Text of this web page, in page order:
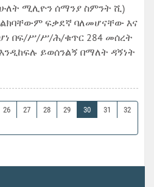
(ሁለት ሚሊዮን ሰማንያ ስምንት ሺ)
ፍቃደኛ ባለመሆናቸው እና
በፍ/ሥ/ሥ/ሕ/ቁጥር 284 መሰረት
እንዲከፍሉ ይወሰንልኝ በማለት ዳኝነት
26 27 28 29 30 31
32